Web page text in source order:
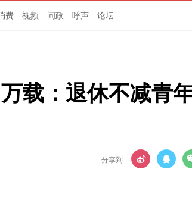
费 视频 问政 呼声 论坛
载：退休不减青
分享到: